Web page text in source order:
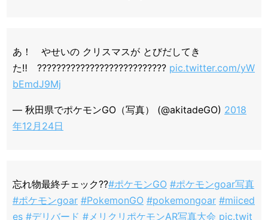
あ！ やせいの クリスマスが とびだしてき
た‼️ ??????????????????????????? pic.twitter.com/yW
bEmdJ9Mj
— 秋田県でポケモンGO（写真） (@akitadeGO) 2018
年12月24日
忘れ物最終チェック??#ポケモンGO #ポケモンgoar写真
#ポケモンgoar #PokemonGO #pokemongoar #miiced
es #デリバード #メリクリポケモンAR写真大会 pic.twit